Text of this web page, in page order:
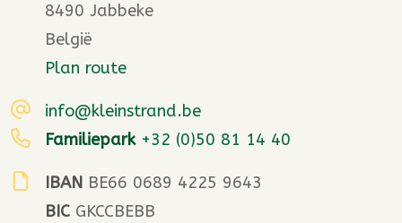
8490 Jabbeke
België
Plan route
info@kleinstrand.be
Familiepark+32 (0)50 81 14 40
IBAN BE66 0689 4225 9643
BIC GKCCBEBB